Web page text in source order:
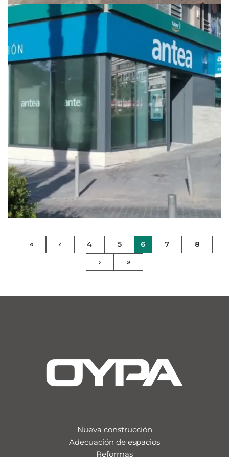
SANITARIO
CLÍNICA VETERINARIA UNAVETS
SANITARIO
ANTEA PREVENCIÓN
« ‹ 4 5 6 7
8
›
»
Nueva construcción
Adecuación de espacios
Reformas